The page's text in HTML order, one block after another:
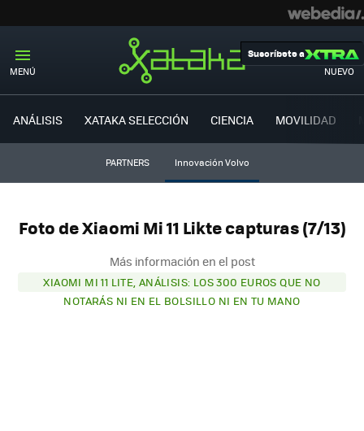
MENÚ NUEVO
Suscríbete a
ANÁLISIS XATAKA SELECCIÓN CIENCIA MOVILIDAD
PARTNERS Innovación Volvo
Foto de Xiaomi Mi 11 Likte capturas (7/13)
Más información en el post
XIAOMI MI 11 LITE, ANÁLISIS: LOS 300 EUROS QUE NO
NOTARÁS NI EN EL BOLSILLO NI EN TU MANO